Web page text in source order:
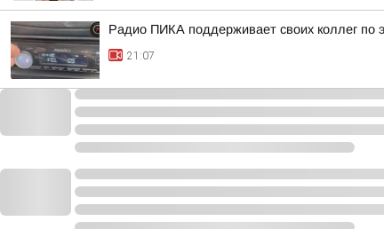
Радио ПИКА поддерживает своих коллег
21:07